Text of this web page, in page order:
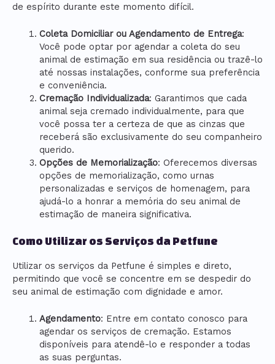
de espírito durante este momento difícil.
Coleta Domiciliar ou Agendamento de Entrega:
Você pode optar por agendar a coleta do seu
animal de estimação em sua residência ou trazê-lo
até nossas instalações, conforme sua preferência
e conveniência.
Cremação Individualizada: Garantimos que cada
animal seja cremado individualmente, para que
você possa ter a certeza de que as cinzas que
receberá são exclusivamente do seu companheiro
querido.
Opções de Memorialização: Oferecemos diversas
opções de memorialização, como urnas
personalizadas e serviços de homenagem, para
ajudá-lo a honrar a memória do seu animal de
estimação de maneira significativa.
Como Utilizar os Serviços da Petfune
Utilizar os serviços da Petfune é simples e direto,
permitindo que você se concentre em se despedir do
seu animal de estimação com dignidade e amor.
Agendamento: Entre em contato conosco para
agendar os serviços de cremação. Estamos
disponíveis para atendê-lo e responder a todas
as suas perguntas.